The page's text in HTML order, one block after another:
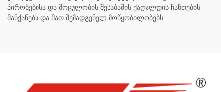
პირობებისა და მოცულობის შესაბამის ქაღალდის ჩანთების
მანქანებს და მათ შემადგენელ მოწყობილობებს.